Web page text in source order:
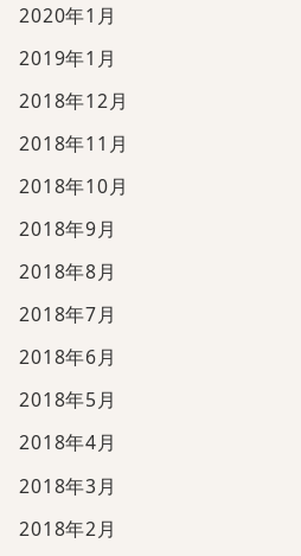
2020年1月
2019年1月
2018年12月
2018年11月
2018年10月
2018年9月
2018年8月
2018年7月
2018年6月
2018年5月
2018年4月
2018年3月
2018年2月